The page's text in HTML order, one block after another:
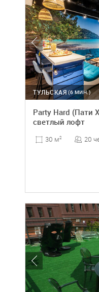
(6 МИН.)
ТУЛЬСКАЯ
Party Hard (Пати
светлый лофт
30 м2 20